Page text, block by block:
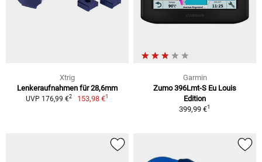
Xtrig
Lenkeraufnahmen für 28,6mm
UVP 176,99 €2 153,98 €1
Garmin
Zumo 396Lmt-S Eu Louis
Edition
399,99 €1